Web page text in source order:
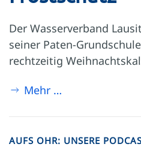
Der Wasserverband
seiner Paten-
rechtzeitig
Mehr …
AUFS OHR: UNSERE